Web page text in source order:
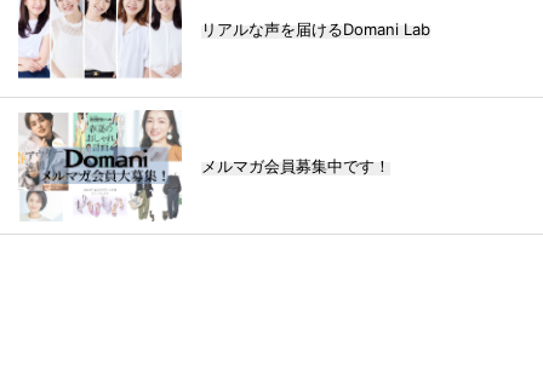
リアルな声を届けるDomani Lab
メルマガ会員募集中です！